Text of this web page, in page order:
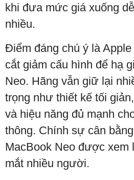
khi đưa mức giá xuống
nhiều.
Điểm đáng chú ý là
cắt giảm cấu hình để hạ
Neo. Hãng vẫn giữ lại
trọng như thiết kế tối
và hiệu năng đủ mạnh
thông. Chính sự cân
MacBook Neo được xem
mắt nhiều người.